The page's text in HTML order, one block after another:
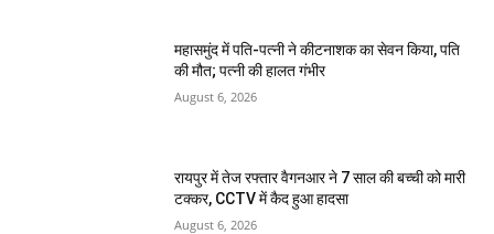
महासमुंद में पति-पत्नी ने कीटनाशक का सेवन किया, पति
की मौत; पत्नी की हालत गंभीर
August 6, 2026
रायपुर में तेज रफ्तार वैगनआर ने 7 साल की बच्ची को मारी
टक्कर, CCTV में कैद हुआ हादसा
August 6, 2026